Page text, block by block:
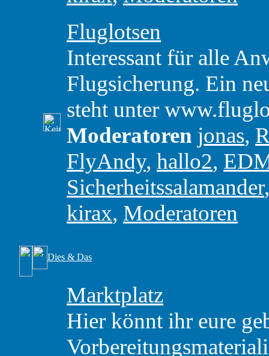
Fluglotsen
Interessant für alle
Flugsicherung. Ein
steht unter
Moderatoren jonas,
FlyAndy, hallo2,
Sicherheitssalamander
kirax, Moderatoren
Dies & Das
Marktplatz
Hier könnt ihr eure